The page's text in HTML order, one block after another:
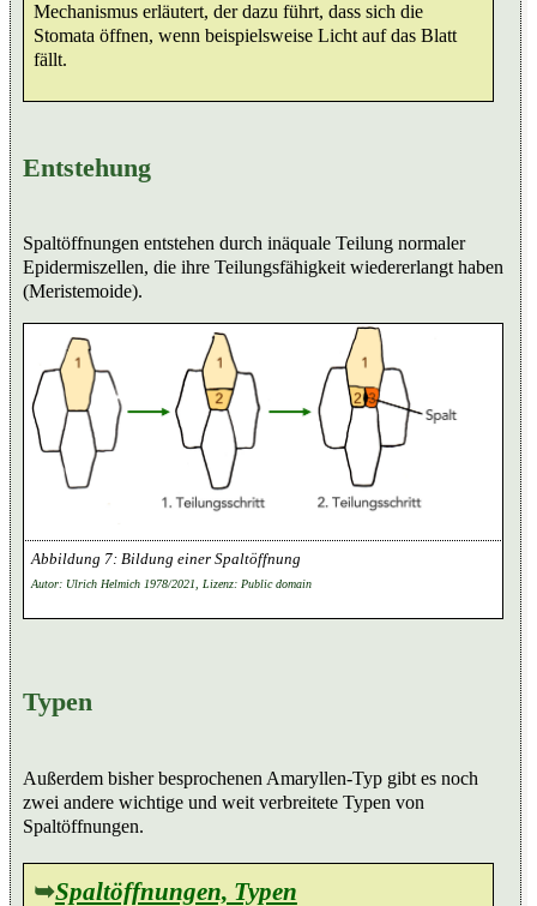
Mechanismus erläutert, der dazu führt, dass sich die
Stomata öffnen, wenn beispielsweise Licht auf das Blatt
fällt.
Entstehung
Spaltöffnungen entstehen durch inäquale Teilung normaler
Epidermiszellen, die ihre Teilungsfähigkeit wiedererlangt haben
(Meristemoide).
Bildung einer Spaltöffnung
Autor: Ulrich Helmich 1978/2021, Lizenz: Public domain
Typen
Außerdem bisher besprochenen Amaryllen-Typ gibt es noch
zwei andere wichtige und weit verbreitete Typen von
Spaltöffnungen.
➥Spaltöffnungen, Typen